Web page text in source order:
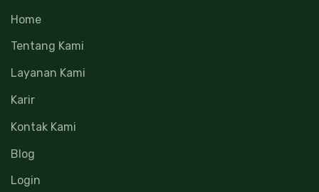
Home
Tentang Kami
Layanan Kami
Karir
Kontak Kami
Blog
Login